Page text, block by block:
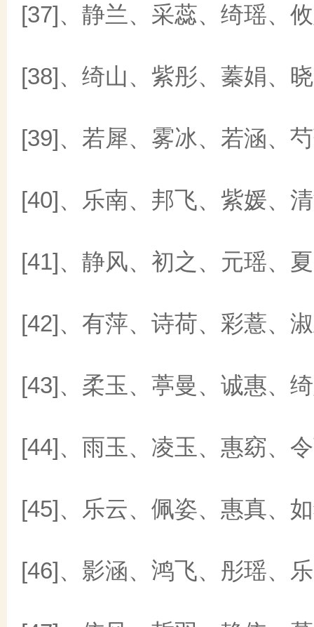
[37]、静兰、采蕊、绮瑶、
[38]、绮山、紫彤、蓁娟、
[39]、若犀、雾冰、若涵、
[40]、乐南、邦飞、紫媛、
[41]、静风、初之、元瑶、
[42]、有萍、诗荷、彩薏、
[43]、柔玉、葶曼、诚惠、
[44]、雨玉、凌玉、惠窈、
[45]、乐云、佩姿、惠真、
[46]、影涵、鸿飞、彤瑶、